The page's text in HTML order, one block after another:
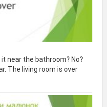
it near the bathroom? No?
The living room is over